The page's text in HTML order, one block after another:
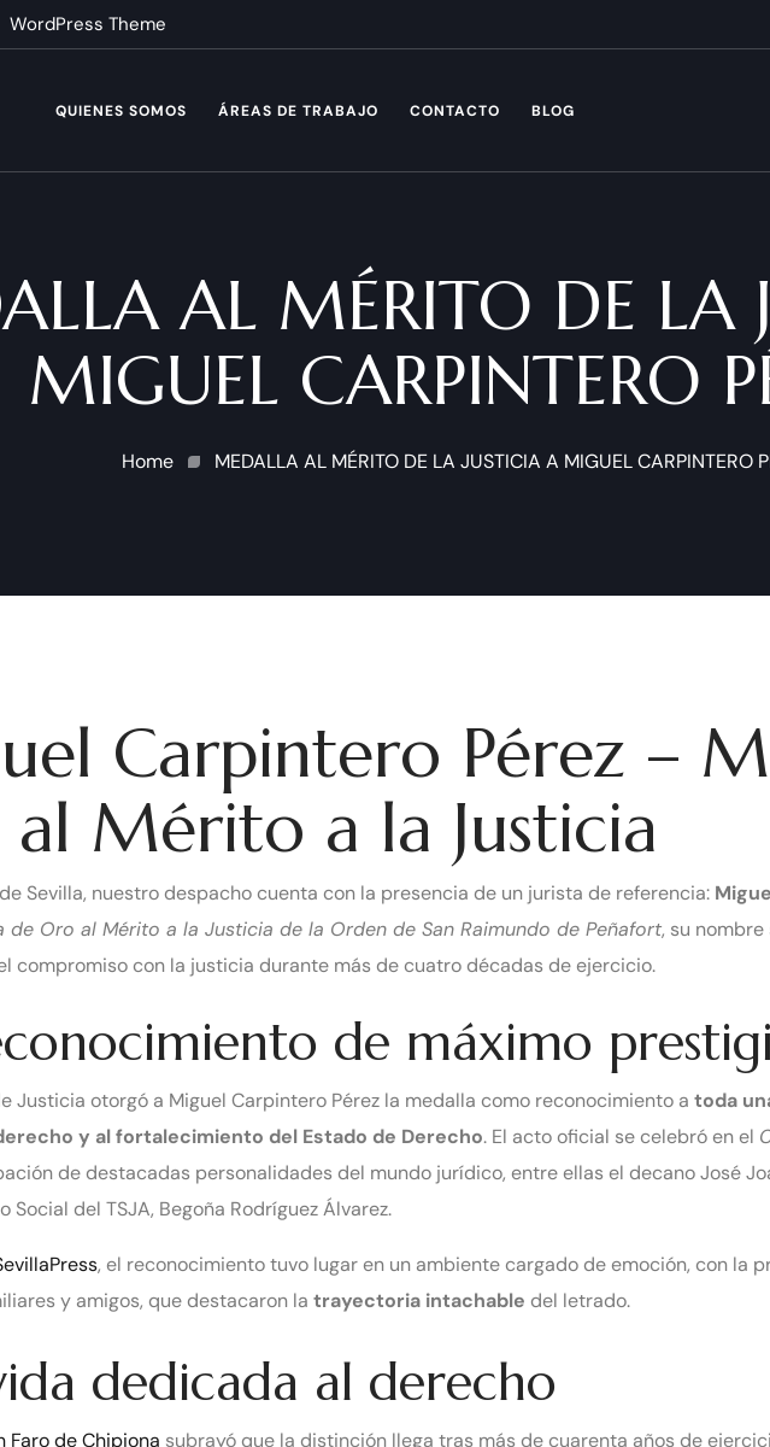
WordPress Theme
QUIENES SOMOS ÁREAS DE TRABAJO CONTACTO BLOG
AL MÉRITO DE LA
MIGUEL CARPINTERO
Home MEDALLA AL MÉRITO DE LA JUSTICIA A MIGUEL CARPINTERO
Carpintero Pérez –
Mérito a la Justicia
Sevilla, nuestro despacho cuenta con la presencia de un jurista de referencia:
de Oro al Mérito a la Justicia de la Orden de San Raimundo de Peñafort, su
compromiso con la justicia durante más de cuatro décadas de ejercicio.
de máximo
Justicia otorgó a Miguel Carpintero Pérez la medalla como reconocimiento a toda
y al fortalecimiento del Estado de Derecho. El acto oficial se celebró en el
de destacadas personalidades del mundo jurídico, entre ellas el decano José
Social del TSJA, Begoña Rodríguez Álvarez.
, el reconocimiento tuvo lugar en un ambiente cargado de emoción, con la
y amigos, que destacaron la trayectoria intachable del letrado.
dedicada al derecho
Faro de Chipiona subrayó que la distinción llega tras más de cuarenta años de